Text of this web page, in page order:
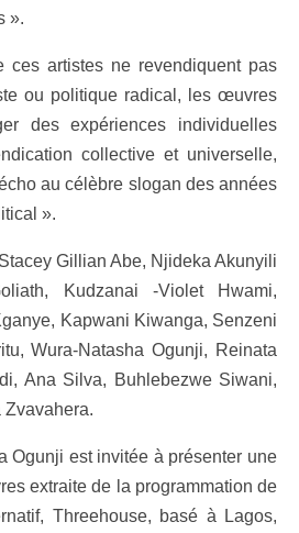
».
ces artistes ne revendiquent pas
ou politique radical, les œuvres
des expériences individuelles
collective et universelle,
au célèbre slogan des années
».
Gillian Abe, Njideka Akunyili
Kudzanai -Violet Hwami,
Kapwani Kiwanga, Senzeni
Wura-Natasha Ogunji, Reinata
Ana Silva, Buhlebezwe Siwani,
Ogunji est invitée à présenter une
extraite de la programmation de
Threehouse, basé à Lagos,